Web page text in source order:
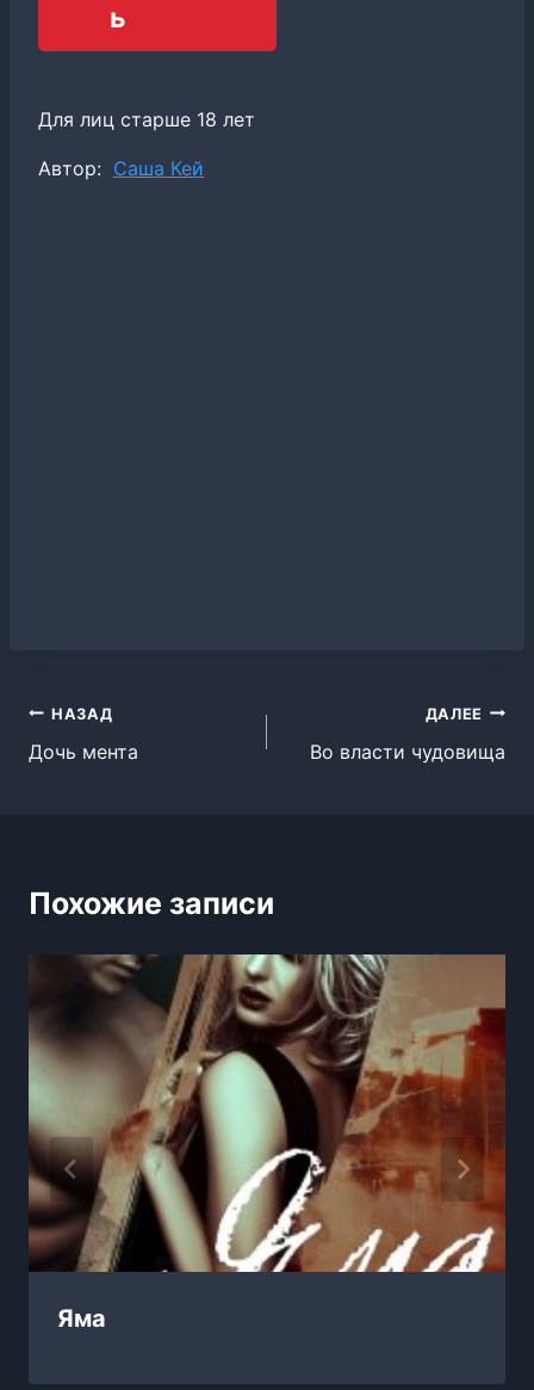
ь
Для лиц старше 18 лет
Метки
Автор: Саша Кей
Навигация
по
НАЗАД
Дочь мента
ДАЛЕЕ
Во власти чудовища
Похожие записи
Яма